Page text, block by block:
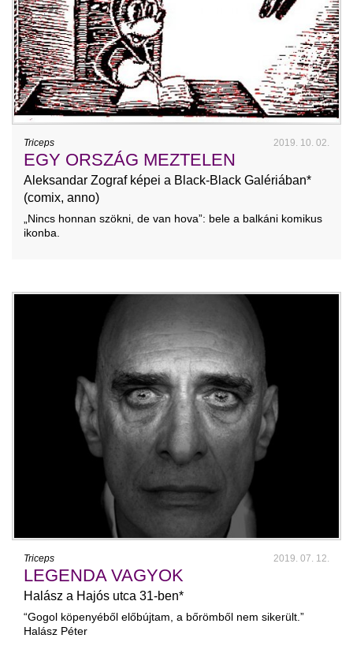
Triceps 2019. 10. 02.
EGY ORSZÁG MEZTELEN
Aleksandar Zograf képei a Black-Black Galériában*
(comix, anno)
„Nincs honnan szökni, de van hova”: bele a balkáni komikus
ikonba.
Triceps 2019. 07. 12.
LEGENDA VAGYOK
Halász a Hajós utca 31-ben*
“Gogol köpenyéből előbújtam, a bőrömből nem sikerült.”
Halász Péter